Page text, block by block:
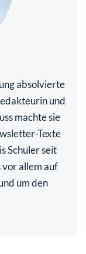
absolvierte
und
machte sie
Texte
Schuler seit
allem auf
um den